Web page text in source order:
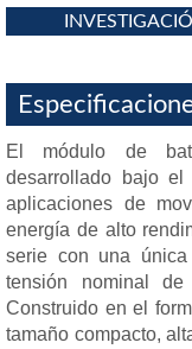
El módulo de
desarrollado bajo el
aplicaciones de
energía de alto
serie con una
tensión nominal
Construido en el
tamaño compacto,